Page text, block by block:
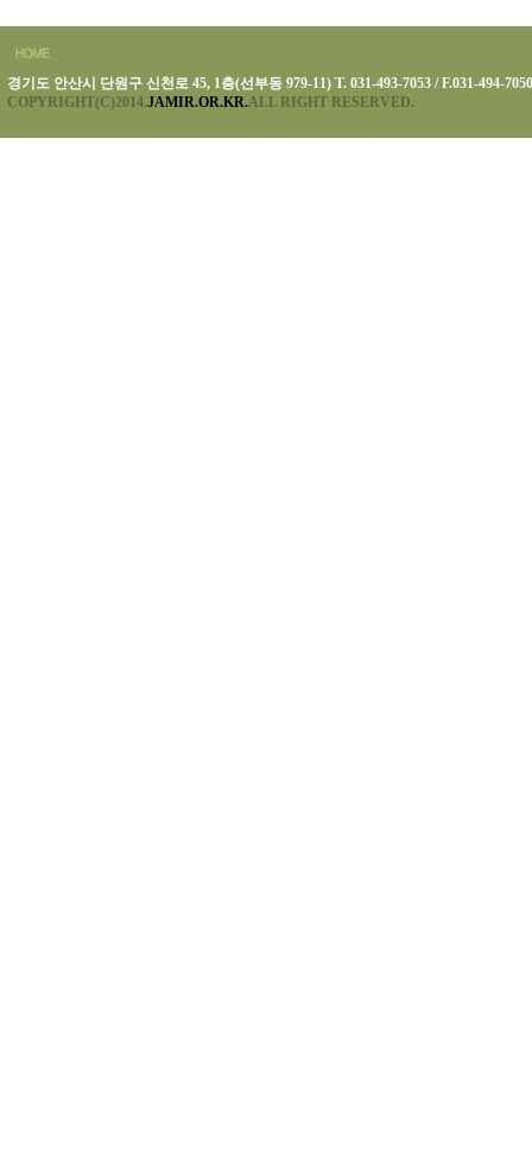
경기도 안산시 단원구 신천로 45, 1층(선부동 979-11) T. 031-493-7053 / F.031-494-7050
COPYRIGHT(C)2014.JAMIR.OR.KR.ALL RIGHT RESERVED.